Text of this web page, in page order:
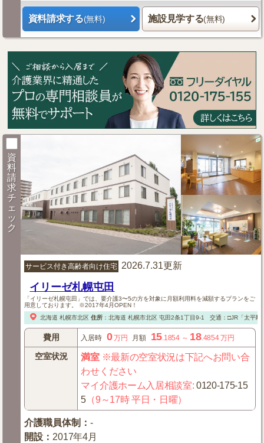
資料請求する(無料) 施設見学する(無料)
資
料
請
求
チ
ェ
ッ
ク
サービス付き高齢者向け住宅 2026.7.31更新
イリーゼ札幌屯田
「イリーゼ札幌屯田」では、要介護3〜5の方を対象に月額利用料を減額するプランをご
用意しております。 ※2017年4月OPEN！
北海道 札幌市北区 住所： 北海道 札幌市北区屯田2条1丁目9-1 交通：□JR「太平駅
費用 入居時 0万円 月額 15.1854 ～ 18.4854万円
空室状況 満室※最新の空室状況は下記へお問い合
わせください
マイ介護ホーム入居相談室:0120-175-15
5 （9～17時 平日・日曜）
介護職員体制 ：-
開設 ： 2017年4月